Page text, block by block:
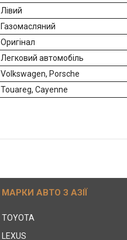
Лівий
Газомасляний
Оригінал
Легковий автомобіль
Volkswagen, Porsche
Touareg, Cayenne
МАРКИ АВТО З АЗІЇ
TOYOTA
LEXUS